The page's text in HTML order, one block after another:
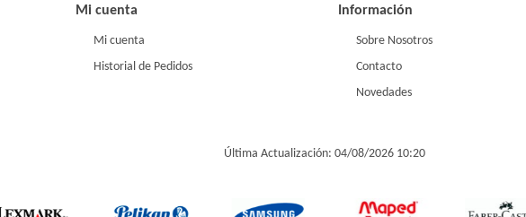
Mi cuenta
Mi cuenta
Historial de Pedidos
Información
Sobre Nosotros
Contacto
Novedades
Última Actualización: 04/08/2026 10:20